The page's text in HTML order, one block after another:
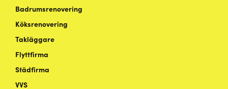
Badrumsrenovering
Köksrenovering
Takläggare
Flyttfirma
Städfirma
VVS